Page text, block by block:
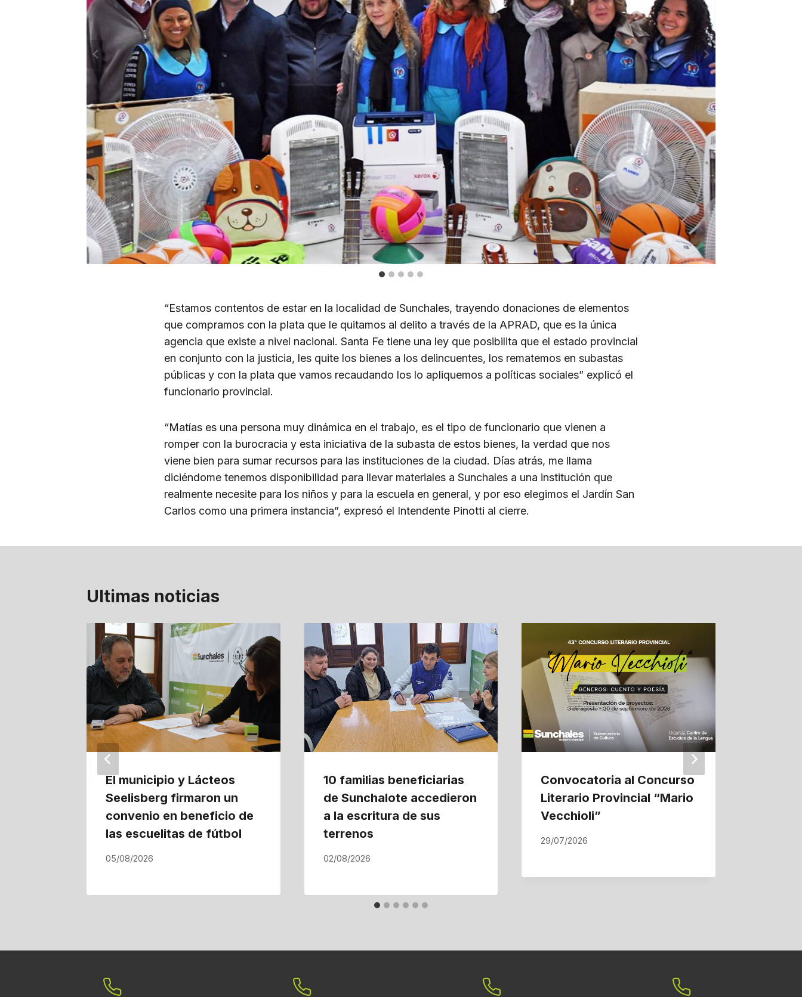
“Estamos contentos de estar en la localidad de Sunchales, trayendo donaciones de elementos
que compramos con la plata que le quitamos al delito a través de la APRAD, que es la única
agencia que existe a nivel nacional. Santa Fe tiene una ley que posibilita que el estado provincial
en conjunto con la justicia, les quite los bienes a los delincuentes, los rematemos en subastas
públicas y con la plata que vamos recaudando los lo apliquemos a políticas sociales” explicó el
funcionario provincial.
“Matías es una persona muy dinámica en el trabajo, es el tipo de funcionario que vienen a
romper con la burocracia y esta iniciativa de la subasta de estos bienes, la verdad que nos
viene bien para sumar recursos para las instituciones de la ciudad. Días atrás, me llama
diciéndome tenemos disponibilidad para llevar materiales a Sunchales a una institución que
realmente necesite para los niños y para la escuela en general, y por eso elegimos el Jardín San
Carlos como una primera instancia”, expresó el Intendente Pinotti al cierre.
Ultimas noticias
El municipio y Lácteos
Seelisberg firmaron un
convenio en beneficio de
las escuelitas de fútbol
05/08/2026
10 familias beneficiarias
de Sunchalote accedieron
a la escritura de sus
terrenos
02/08/2026
Convocatoria al Concurso
Literario Provincial “Mario
Vecchioli”
29/07/2026